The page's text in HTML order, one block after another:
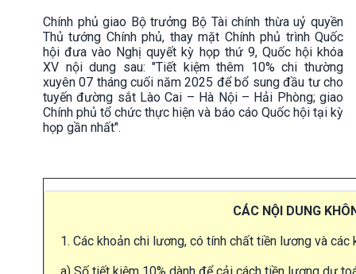
Chính phủ giao Bộ trưởng Bộ Tài chính thừa uỷ quyền
Thủ tướng Chính phủ, thay mặt Chính phủ trình Quốc
hội đưa vào Nghị quyết kỳ họp thứ 9, Quốc hội khóa
XV nội dung sau: "Tiết kiệm thêm 10% chi thường
xuyên 07 tháng cuối năm 2025 để bổ sung đầu tư cho
tuyến đường sắt Lào Cai – Hà Nội – Hải Phòng; giao
Chính phủ tổ chức thực hiện và báo cáo Quốc hội tại kỳ
họp gần nhất".
CÁC NỘI DUNG
1. Các khoản chi lương, có tính chất tiền lương và các
a) Số tiết kiệm 10% dành để cải cách tiền lương dự